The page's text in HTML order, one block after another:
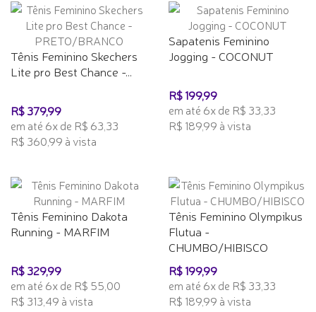
Tênis Feminino Skechers
Lite pro Best Chance -...
R$ 379,99
em até 6x de R$ 63,33
R$ 360,99 à vista
Sapatenis Feminino
Jogging - COCONUT
R$ 199,99
em até 6x de R$ 33,33
R$ 189,99 à vista
Tênis Feminino Dakota
Running - MARFIM
R$ 329,99
em até 6x de R$ 55,00
R$ 313,49 à vista
Tênis Feminino Olympikus
Flutua -
CHUMBO/HIBISCO
R$ 199,99
em até 6x de R$ 33,33
R$ 189,99 à vista